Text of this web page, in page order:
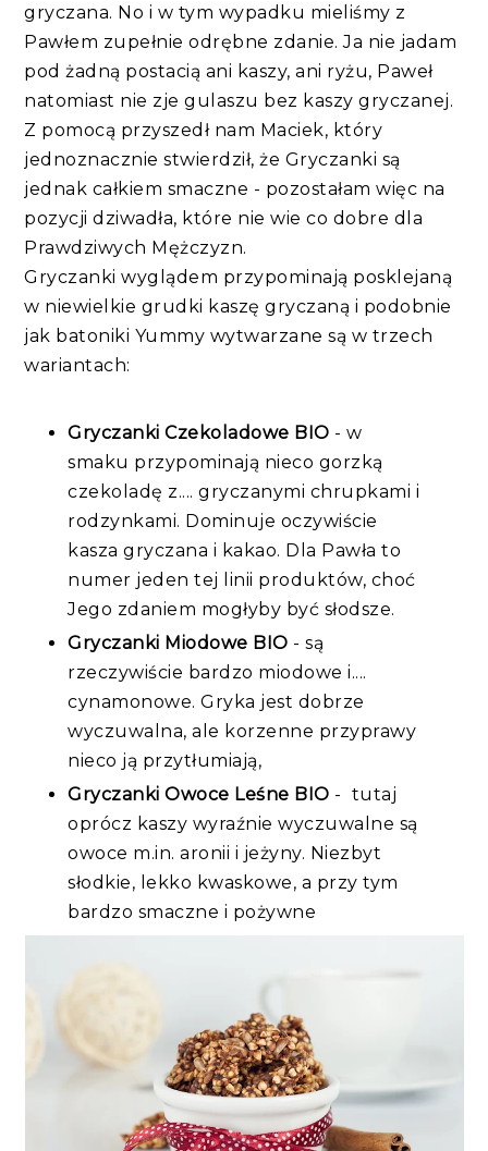
gryczana. No i w tym wypadku mieliśmy z
Pawłem zupełnie odrębne zdanie. Ja nie jadam
pod żadną postacią ani kaszy, ani ryżu, Paweł
natomiast nie zje gulaszu bez kaszy gryczanej.
Z pomocą przyszedł nam Maciek, który
jednoznacznie stwierdził, że Gryczanki są
jednak całkiem smaczne - pozostałam więc na
pozycji dziwadła, które nie wie co dobre dla
Prawdziwych Mężczyzn.
Gryczanki wyglądem przypominają posklejaną
w niewielkie grudki kaszę gryczaną i podobnie
jak batoniki Yummy wytwarzane są w trzech
wariantach:
Gryczanki Czekoladowe BIO - w
smaku przypominają nieco gorzką
czekoladę z.... gryczanymi chrupkami i
rodzynkami. Dominuje oczywiście
kasza gryczana i kakao. Dla Pawła to
numer jeden tej linii produktów, choć
Jego zdaniem mogłyby być słodsze.
Gryczanki Miodowe BIO - są
rzeczywiście bardzo miodowe i....
cynamonowe. Gryka jest dobrze
wyczuwalna, ale korzenne przyprawy
nieco ją przytłumiają,
Gryczanki Owoce Leśne BIO - tutaj
oprócz kaszy wyraźnie wyczuwalne są
owoce m.in. aronii i jeżyny. Niezbyt
słodkie, lekko kwaskowe, a przy tym
bardzo smaczne i pożywne